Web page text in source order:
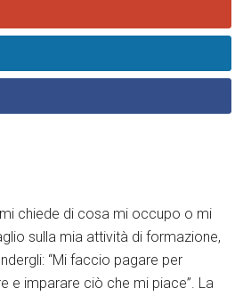
chiede di cosa mi occupo o mi
sulla mia attività di formazione,
“Mi faccio pagare per
e imparare ciò che mi piace”. La